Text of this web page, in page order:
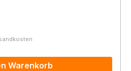
Warenkorb